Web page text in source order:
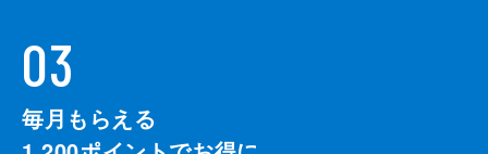
03
毎月もらえる